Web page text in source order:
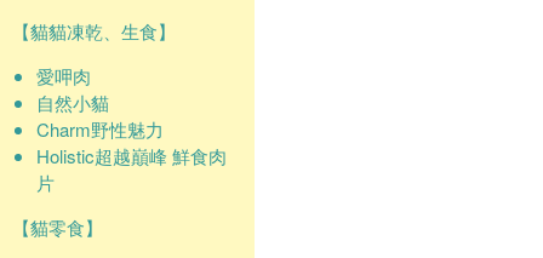
【貓貓凍乾、生食】
愛呷肉
自然小貓
Charm野性魅力
Holistic超越巔峰 鮮食肉
片
【貓零食】